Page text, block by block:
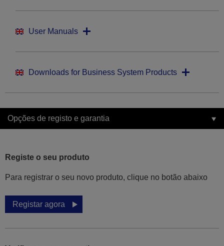
User Manuals
Downloads for Business System Products
Opções de registo e garantia
Registe o seu produto
Para registrar o seu novo produto, clique no botão abaixo
Registar agora